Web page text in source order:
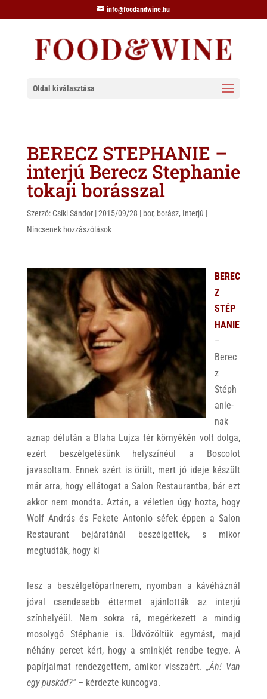
info@foodandwine.hu
Oldal kiválasztása
BERECZ STEPHANIE –
interjú Berecz Stephanie
tokaji borásszal
Szerző: Csíki Sándor|2015/09/28 | bor, borász, Interjú |
Nincsenek hozzászólások
BEREC
Z
STÉP
HANIE
–
Berec
z
Stéph
anie-
nak
aznap délután a Blaha Lujza tér környékén volt dolga,
ezért beszélgetésünk helyszínéül a Boscolot
javasoltam. Ennek azért is örült, mert jó ideje készült
már arra, hogy ellátogat a Salon Restaurantba, bár ezt
akkor nem mondta. Aztán, a véletlen úgy hozta, hogy
Wolf András és Fekete Antonio séfek éppen a Salon
Restaurant bejáratánál beszélgettek, s mikor
megtudták, hogy ki
lesz a beszélgetőpartnerem, nyomban a kávéháznál
jóval csendesebb éttermet ajánlották az interjú
színhelyéül. Nem sokra rá, megérkezett a mindig
mosolygó Stéphanie is. Üdvözöltük egymást, majd
néhány percet kért, hogy a sminkjét rendbe tegye. A
papírjaimat rendezgettem, amikor visszaért.„Áh! Van
egy puskád?”– kérdezte kuncogva.